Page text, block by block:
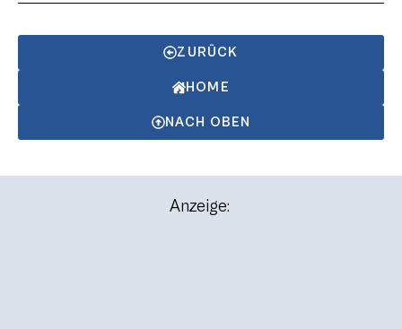
ZURÜCK
HOME
NACH OBEN
Anzeige: